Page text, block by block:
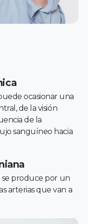
ocasionar una
de la visión
de la
sanguíneo hacia
se produce por un
arterias que van a